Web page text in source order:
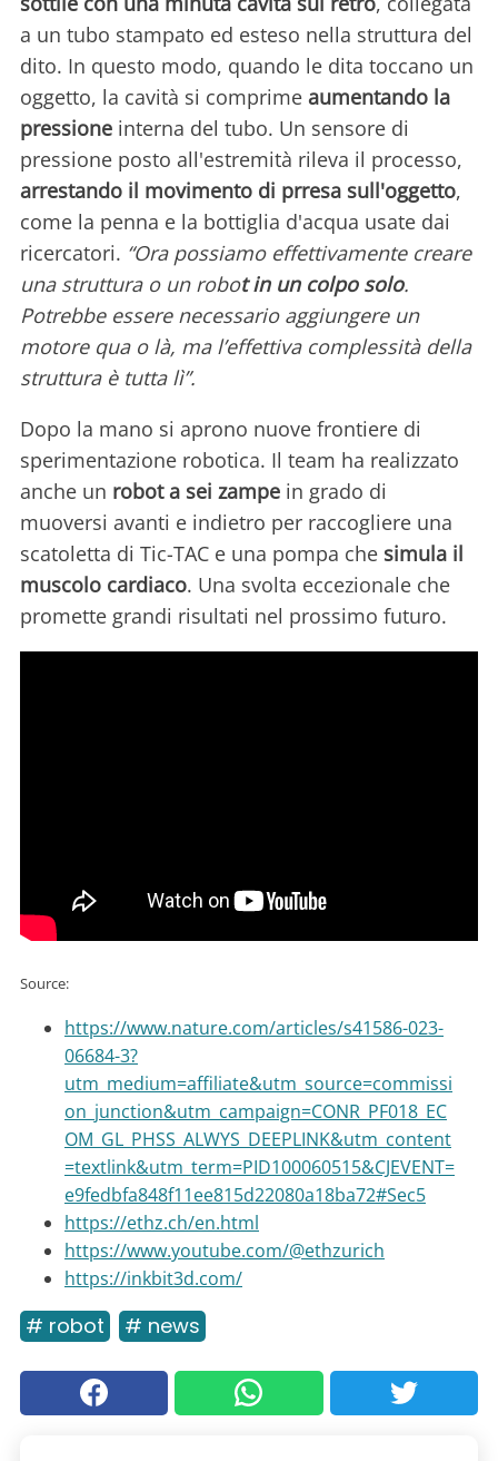
a un tubo stampato ed esteso nella struttura del
dito. In questo modo, quando le dita toccano un
oggetto, la cavità si comprime aumentando la
pressione interna del tubo. Un sensore di
pressione posto all'estremità rileva il processo,
arrestando il movimento di prresa sull'oggetto,
come la penna e la bottiglia d'acqua usate dai
ricercatori. “Ora possiamo effettivamente creare
una struttura o un robot in un colpo solo.
Potrebbe essere necessario aggiungere un
motore qua o là, ma l’effettiva complessità della
struttura è tutta lì”.
Dopo la mano si aprono nuove frontiere di
sperimentazione robotica. Il team ha realizzato
anche un robot a sei zampe in grado di
muoversi avanti e indietro per raccogliere una
scatoletta di Tic-TAC e una pompa che simula il
muscolo cardiaco. Una svolta eccezionale che
promette grandi risultati nel prossimo futuro.
Source:
https://www.nature.com/articles/s41586-023-
06684-3?
utm_medium=affiliate&utm_source=commissi
on_junction&utm_campaign=CONR_PF018_EC
OM_GL_PHSS_ALWYS_DEEPLINK&utm_content
=textlink&utm_term=PID100060515&CJEVENT=
e9fedbfa848f11ee815d22080a18ba72#Sec5
https://ethz.ch/en.html
https://www.youtube.com/@ethzurich
https://inkbit3d.com/
# robot # news